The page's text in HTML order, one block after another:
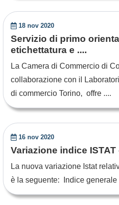
18 nov 2020
Servizio di primo
etichettatura e ....
La Camera di Commercio di
collaborazione con il
di commercio Torino, offre ....
16 nov 2020
Variazione indice ISTAT
La nuova variazione Istat
è la seguente: Indice generale